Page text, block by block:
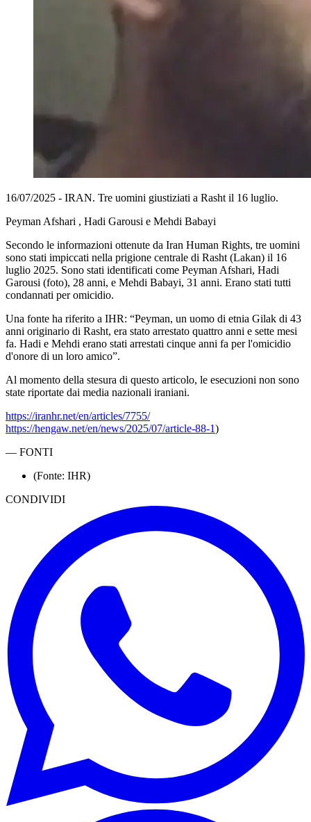
16/07/2025 - IRAN. Tre uomini giustiziati a Rasht il 16 luglio.
Peyman Afshari , Hadi Garousi e Mehdi Babayi
Secondo le informazioni ottenute da Iran Human Rights, tre uomini
sono stati impiccati nella prigione centrale di Rasht (Lakan) il 16
luglio 2025. Sono stati identificati come Peyman Afshari, Hadi
Garousi (foto), 28 anni, e Mehdi Babayi, 31 anni. Erano stati tutti
condannati per omicidio.
Una fonte ha riferito a IHR: “Peyman, un uomo di etnia Gilak di 43
anni originario di Rasht, era stato arrestato quattro anni e sette mesi
fa. Hadi e Mehdi erano stati arrestati cinque anni fa per l'omicidio
d'onore di un loro amico”.
Al momento della stesura di questo articolo, le esecuzioni non sono
state riportate dai media nazionali iraniani.
https://iranhr.net/en/articles/7755/
https://hengaw.net/en/news/2025/07/article-88-1)
— FONTI
(Fonte: IHR)
CONDIVIDI